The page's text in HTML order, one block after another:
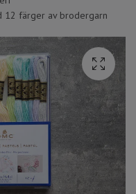
12 färger av brodergarn